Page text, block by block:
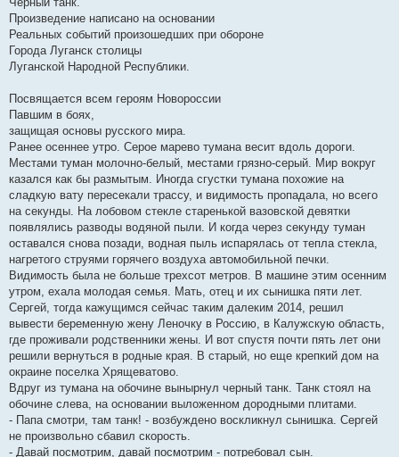
Произведение написано на основании
Реальных событий произошедших при обороне
Города Луганск столицы
Луганской Народной Республики.
Посвящается всем героям Новороссии
Павшим в боях,
защищая основы русского мира.
Ранее осеннее утро. Серое марево тумана весит вдоль дороги.
Местами туман молочно-белый, местами грязно-серый. Мир вокруг
казался как бы размытым. Иногда сгустки тумана похожие на
сладкую вату пересекали трассу, и видимость пропадала, но всего
на секунды. На лобовом стекле старенькой вазовской девятки
появлялись разводы водяной пыли. И когда через секунду туман
оставался снова позади, водная пыль испарялась от тепла стекла,
нагретого струями горячего воздуха автомобильной печки.
Видимость была не больше трехсот метров. В машине этим осенним
утром, ехала молодая семья. Мать, отец и их сынишка пяти лет.
Сергей, тогда кажущимся сейчас таким далеким 2014, решил
вывести беременную жену Леночку в Россию, в Калужскую область,
где проживали родственники жены. И вот спустя почти пять лет они
решили вернуться в родные края. В старый, но еще крепкий дом на
окраине поселка Хрящеватово.
Вдруг из тумана на обочине вынырнул черный танк. Танк стоял на
обочине слева, на основании выложенном дородными плитами.
- Папа смотри, там танк! - возбуждено воскликнул сынишка. Сергей
не произвольно сбавил скорость.
- Давай посмотрим, давай посмотрим - потребовал сын.